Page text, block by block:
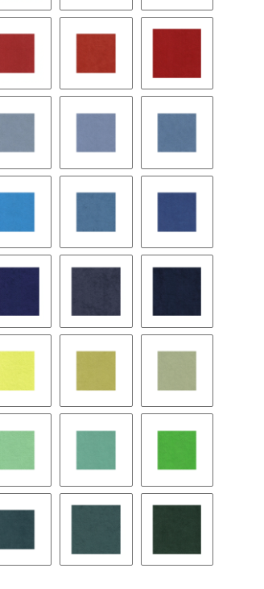
9051 paris red9229 tomato 9232 goya red
9272 aubusson9151 fjord 9073 capri
9572 bright blue8425 bohemian blue8426 marina
blue
9574 infanta blue9158 commondore blue
9062 royal blue
9122 citrus 9123 pampas 9048 fern green
9050 celadon 8420 aruba 9562 spring
9061 deep sea9186 linchen green9060 forest